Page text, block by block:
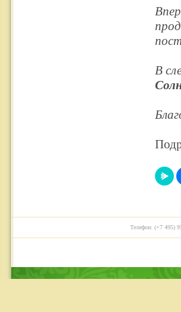
В
Телефон: (+7 495)